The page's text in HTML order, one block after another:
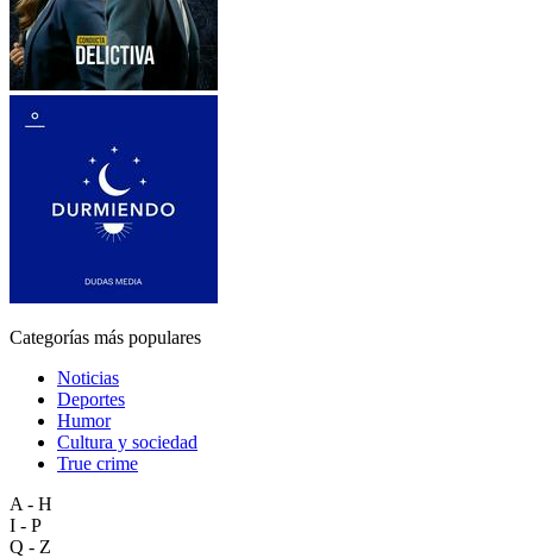
Categorías más populares
Noticias
Deportes
Humor
Cultura y sociedad
True crime
A - H
I - P
Q - Z